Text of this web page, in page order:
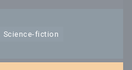
Science-fiction